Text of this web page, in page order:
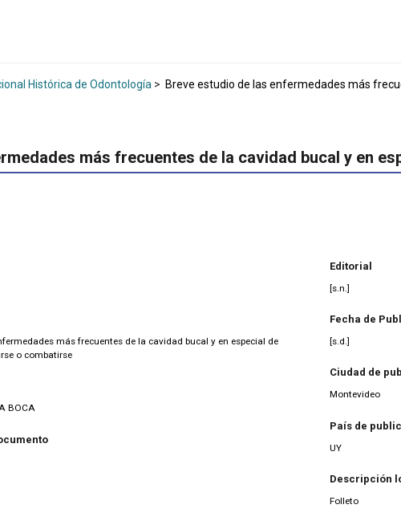
Histórica de Odontología > Breve estudio de las enfermedades más
más frecuentes de la cavidad bucal y en
más frecuentes de la cavidad bucal y en especial de
o combatirse
BOCA
Editorial
[s.n.]
Fecha de
[s.d.]
Ciudad de
Montevideo
País de
UY
Descripción
Folleto